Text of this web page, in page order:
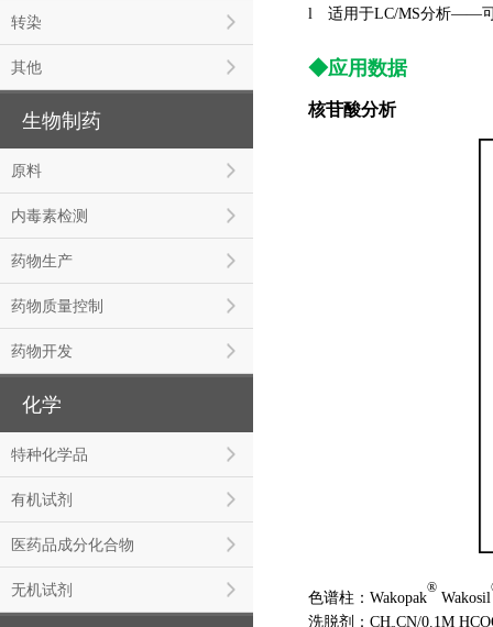
转染
其他
生物制药
原料
内毒素检测
药物生产
药物质量控制
药物开发
化学
特种化学品
有机试剂
医药品成分化合物
无机试剂
l 适用于LC/MS分析——
◆应用数据
核苷酸分析
色谱柱：Wakopak
®
Wakosil
洗脱剂：CH CN/0.1M